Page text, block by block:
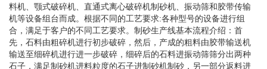
料机、颚式破碎机、直通式离心破碎机制砂机、振动筛和胶带传输
机等设备组台而成。根据不同的工艺要求:各种型号的设备进行组
合，满足于客户的不同工艺要求。制砂生产线基本流程介绍：首
先，石料由粗碎机进行初步破碎，然后，产成的粗料由胶带输送机
输送至细碎机进行进一步破碎，细碎后的石料进振动筛筛分出两种
石子，满足制砂机进料粒度的石子进制砂机制砂，另一部分返料进